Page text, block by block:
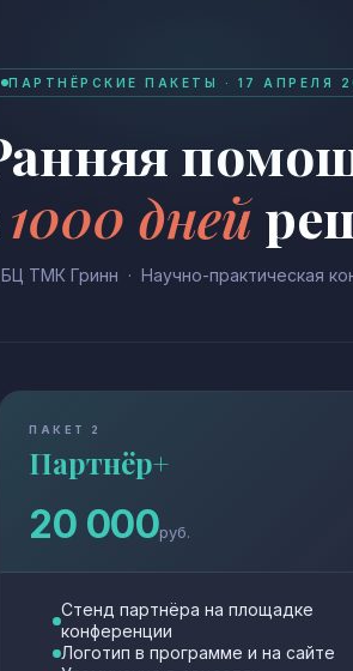
ПАРТНЁРСКИЕ ПАКЕТЫ · 17 АПРЕЛЯ
1000 дней
ТМК Гринн · Научно-практическая
ПАКЕТ 2
Партнёр+
20 000руб.
Стенд партнёра на площадке
конференции
Логотип в программе и на сайте